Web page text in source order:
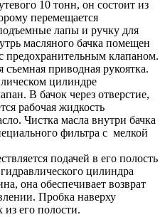
10 тонн, он состоит из
перемещается
лапы и ручку для
масляного бачка помещен
предохранительным клапаном.
съемная приводная рукоятка.
цилиндре
В бачок через отверстие,
рабочая жидкость
Чистка масла внутри бачка
фильтра с мелкой
подачей в его полость
цилиндра
она обеспечивает возврат
Пробка наверху
из его полости.